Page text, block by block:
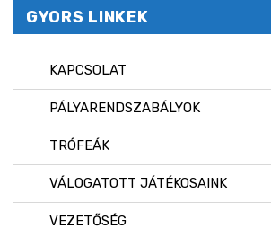
GYORS LINKEK
KAPCSOLAT
PÁLYARENDSZABÁLYOK
TRÓFEÁK
VÁLOGATOTT JÁTÉKOSAINK
VEZETŐSÉG